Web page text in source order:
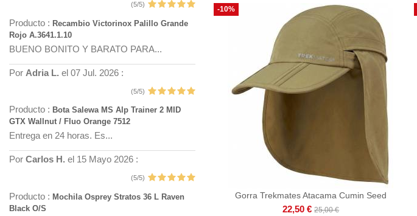
-10%
Gorra Trekmates Atacama Cumin Seed
22,50 € 25,00 €
(5/5)
Producto : Recambio Victorinox Palillo Grande
Rojo A.3641.1.10
BUENO BONITO Y BARATO PARA...
Por Adria L. el 07 Jul. 2026 :
(5/5)
Producto : Bota Salewa MS Alp Trainer 2 MID
GTX Wallnut / Fluo Orange 7512
Entrega en 24 horas. Es...
Por Carlos H. el 15 Mayo 2026 :
(5/5)
Producto : Mochila Osprey Stratos 36 L Raven
Black O/S